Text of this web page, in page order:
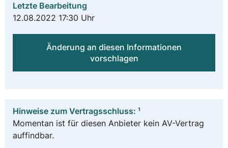
Letzte Bearbeitung
12.08.2022 17:30 Uhr
Änderung an diesen Informationen
vorschlagen
Hinweise zum Vertragsschluss: ¹
Momentan ist für diesen Anbieter kein AV-Vertrag
auffindbar.